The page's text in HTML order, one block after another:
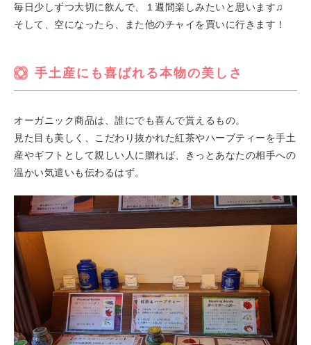
毎日少しずつ大切に飲んで、１週間楽しみたいと思います♫
そして、空になったら、また他のチャイを買いに行きます！
手土産にも喜ばれる本物の美しさ
オーガニック商品は、誰にでも喜んで貰えるもの。
見た目も美しく、こだわり抜かれた紅茶やハーブティーを手土
産やギフトとして親しい人に贈れば、きっとあなたの相手への
温かい気遣いも伝わるはず。